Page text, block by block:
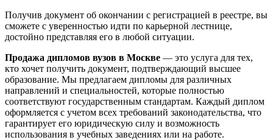
Получив документ об окончании с регистрацией в реестре, вы
сможете с уверенностью идти по карьерной лестнице,
достойно представляя его в любой ситуации.
Продажа дипломов вузов в Москве — это услуга для тех,
кто хочет получить документ, подтверждающий высшее
образование. Мы предлагаем дипломы для различных
направлений и специальностей, которые полностью
соответствуют государственным стандартам. Каждый диплом
оформляется с учетом всех требований законодательства, что
гарантирует его юридическую силу и возможность
использования в учебных заведениях или на работе.